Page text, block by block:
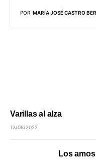
POR MARÍA JOSÉ CASTRO
Varillas al alza
13/08/2022
Los